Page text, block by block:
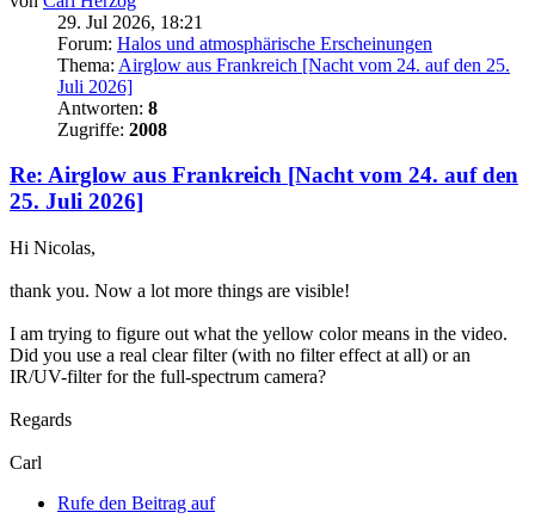
29. Jul 2026, 18:21
Forum: Halos und atmosphärische Erscheinungen
Thema: Airglow aus Frankreich [Nacht vom 24. auf den 25.
Juli 2026]
Antworten: 8
Zugriffe: 2008
Re: Airglow aus Frankreich [Nacht vom 24. auf den
25. Juli 2026]
Hi Nicolas,
thank you. Now a lot more things are visible!
I am trying to figure out what the yellow color means in the video.
Did you use a real clear filter (with no filter effect at all) or an
IR/UV-filter for the full-spectrum camera?
Regards
Carl
Rufe den Beitrag auf